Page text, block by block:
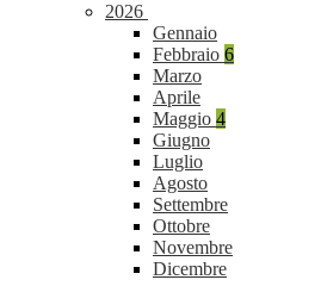
2026
Gennaio
Febbraio 6
Marzo
Aprile
Maggio 4
Giugno
Luglio
Agosto
Settembre
Ottobre
Novembre
Dicembre